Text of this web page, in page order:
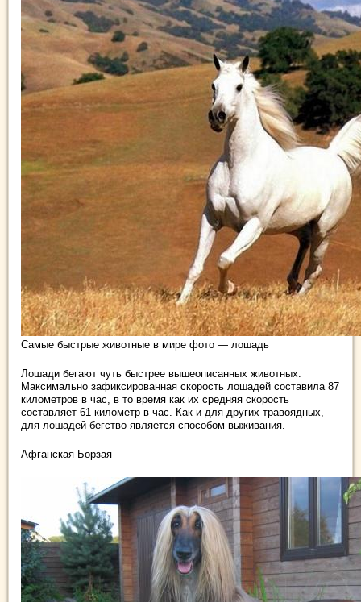
Самые быстрые животные в мире фото — лошадь
Лошади бегают чуть быстрее вышеописанных животных.
Максимально зафиксированная скорость лошадей составила 87
километров в час, в то время как их средняя скорость
составляет 61 километр в час. Как и для других травоядных,
для лошадей бегство является способом выживания.
Афганская Борзая